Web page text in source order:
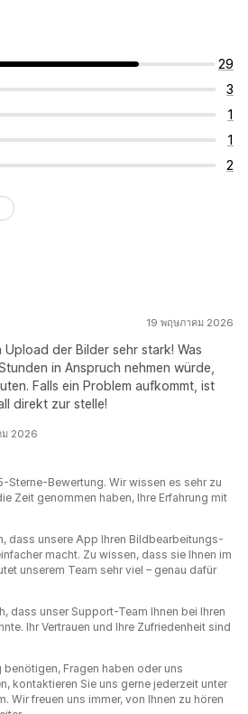
29
3
1
1
2
19 พฤษภาคม 2026
der Bilder sehr stark! Was
in Anspruch nehmen würde,
Falls ein Problem aufkommt, ist
direkt zur stelle!
ม 2026
Sterne-Bewertung. Wir wissen es sehr zu
Zeit genommen haben, Ihre Erfahrung mit
dass unsere App Ihren Bildbearbeitungs-
macht. Zu wissen, dass sie Ihnen im
unserem Team sehr viel – genau dafür
dass unser Support-Team Ihnen bei Ihren
Ihr Vertrauen und Ihre Zufriedenheit sind
Fragen haben oder uns
kontaktieren Sie uns gerne jederzeit unter
Wir freuen uns immer, von Ihnen zu hören